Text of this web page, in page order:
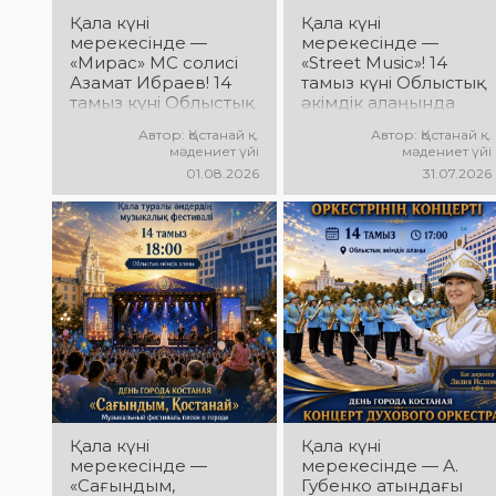
Қала күні
мерекесінде —
«Мирас» МС солисі
Азамат Ибраев! 14
тамыз күні Облыстық
Азамат Ибраевтың
бағдарламасы өтеді!
Сіздерді сүйікті
әндер, жарқын
орындау, қуатты
энергия мен
көтеріңкі мерекелік
көңіл күй күтеді!
Автор: Қостанай қ.
мәдениет үйі
01.08.2026
Қала күні
мерекесінде —
«Street Music»! 14
тамыз күні Облыстық
әкімдік алаңында
ұжымдарының
«Street Music»
бағдарламасы өтеді!
Сіздерді заманауи
музыка, жарқын
орындаулар, қуатты
энергия мен
көтеріңкі мерекелік
көңіл күй күтеді!
Автор: Қостанай қ.
мәдениет үйі
31.07.2026
Қала күні
мерекесінде —
«Сағындым,
Қала күні
мерекесінде — А.
Губенко атындағы